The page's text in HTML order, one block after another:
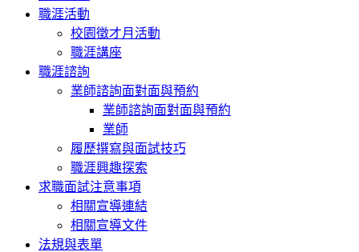
職涯活動
校園徵才月活動
職涯講座
職涯諮詢
業師諮詢面對面與預約
業師諮詢面對面與預約
業師
履歷撰寫與面試技巧
職涯興趣探索
求職面試注意事項
相關宣導連結
相關宣導文件
法規與表單